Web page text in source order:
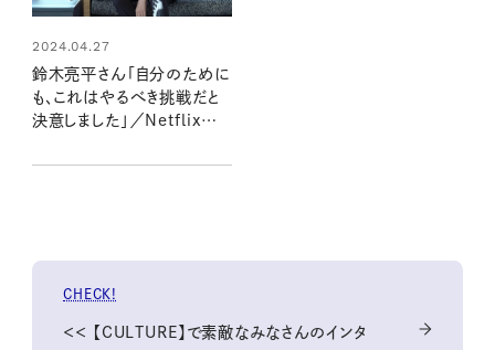
2024.04.27
鈴木亮平さん「自分のために
も、これはやるべき挑戦だと
決意しました」／Netflix映
ビュー
CHECK!
＜＜ 【CULTURE】で素敵なみなさんのインタ